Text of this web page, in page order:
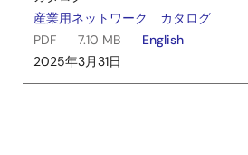
産業用ネットワーク カタログ
PDF
7.10 MB
English
2025年3月31日